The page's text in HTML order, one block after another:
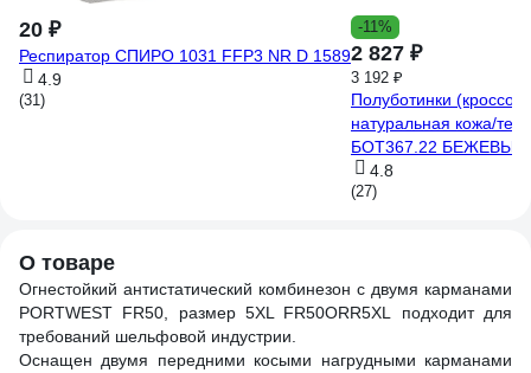
20 ₽
Респиратор СПИРО 1031 FFP3 NR D 1589
4.9
(31)
-11%
2 827 ₽
3 192 ₽
Полуботинки
натуральная кожа/
БОТ367.22
4.8
(27)
О товаре
Огнестойкий антистатический комбинезон с двумя карманами
PORTWEST FR50, размер 5XL FR50ORR5XL подходит для
требований шельфовой индустрии.
Оснащен двумя передними косыми нагрудными карманами